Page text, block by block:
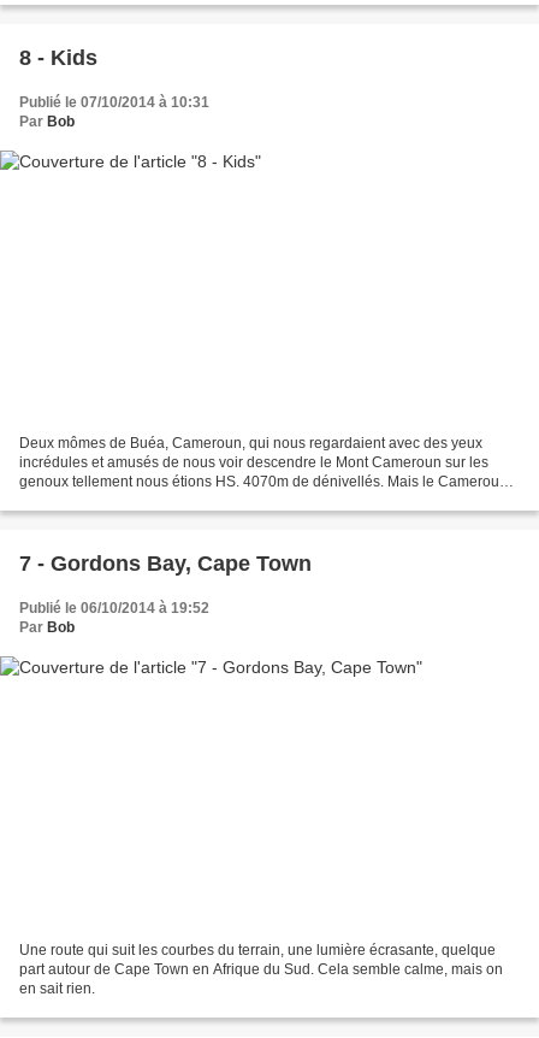
8 - Kids
Publié le 07/10/2014 à 10:31
Par Bob
Deux mômes de Buéa, Cameroun, qui nous regardaient avec des yeux
incrédules et amusés de nous voir descendre le Mont Cameroun sur les
genoux tellement nous étions HS. 4070m de dénivellés. Mais le Cameroun,
7 - Gordons Bay, Cape Town
Publié le 06/10/2014 à 19:52
Par Bob
Une route qui suit les courbes du terrain, une lumière écrasante, quelque
part autour de Cape Town en Afrique du Sud. Cela semble calme, mais on
en sait rien.